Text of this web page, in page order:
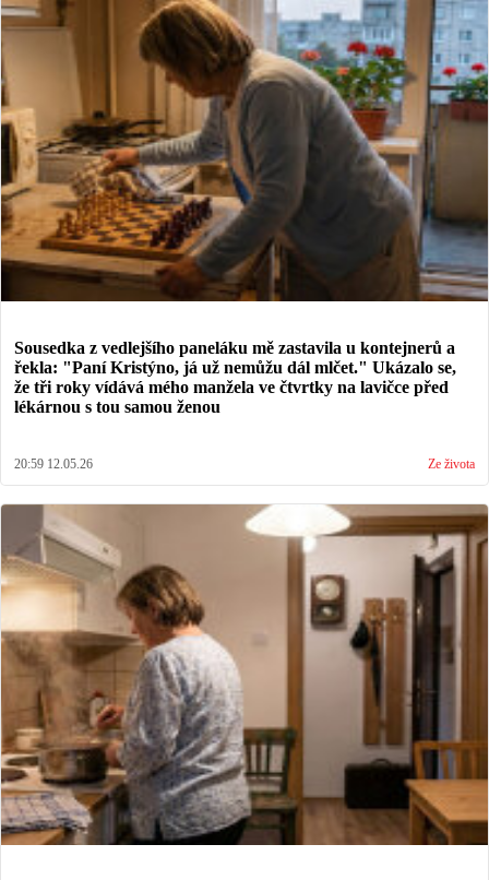
Sousedka z vedlejšího paneláku mě zastavila u kontejnerů a
řekla: "Paní Kristýno, já už nemůžu dál mlčet." Ukázalo se,
že tři roky vídává mého manžela ve čtvrtky na lavičce před
lékárnou s tou samou ženou
20:59 12.05.26 Ze života